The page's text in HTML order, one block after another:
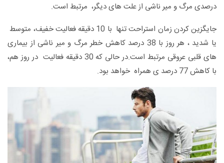
درصدی مرگ و میر ناشی از علت های دیگر، مرتبط است.
جایگزین کردن زمان استراحت تنها با 10 دقیقه فعالیت خفیف، متوسط ​​
یا شدید ، هر روز با 38 درصد کاهش خطر مرگ و میر ناشی از بیماری
های قلبی عروقی مرتبط است.در حالی که 30 دقیقه فعالیت در روز هم،
با کاهش 77 درصد ی همراه خواهد بود.